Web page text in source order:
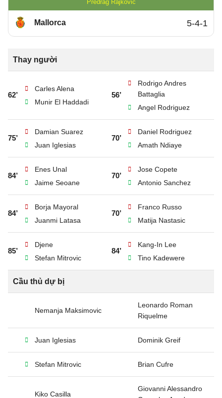
Predrag Rajkovic
Mallorca 5-4-1
Thay người
62’
Carles Alena
Munir El Haddadi
56’
Rodrigo Andres
Battaglia
Angel Rodriguez
75’
Damian Suarez
Juan Iglesias
70’
Daniel Rodriguez
Amath Ndiaye
84’
Enes Unal
Jaime Seoane
70’
Jose Copete
Antonio Sanchez
84’
Borja Mayoral
Juanmi Latasa
70’
Franco Russo
Matija Nastasic
85’
Djene
Stefan Mitrovic
84’
Kang-In Lee
Tino Kadewere
Cầu thủ dự bị
Nemanja Maksimovic
Leonardo Roman
Riquelme
Juan Iglesias Dominik Greif
Stefan Mitrovic Brian Cufre
Kiko Casilla
Giovanni Alessandro